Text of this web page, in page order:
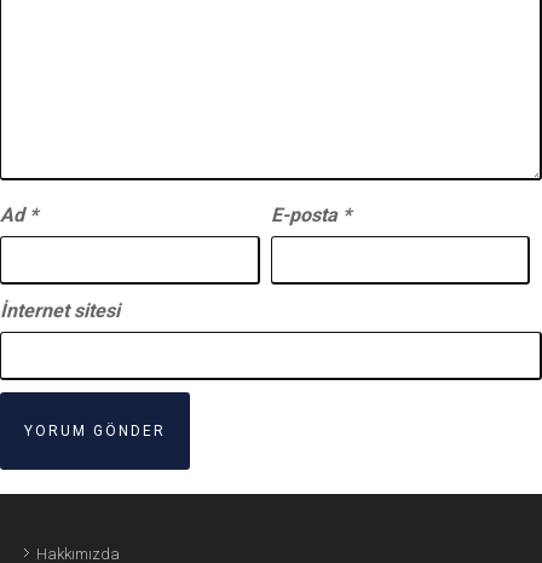
Ad * E-posta *
İnternet sitesi
Hakkımızda